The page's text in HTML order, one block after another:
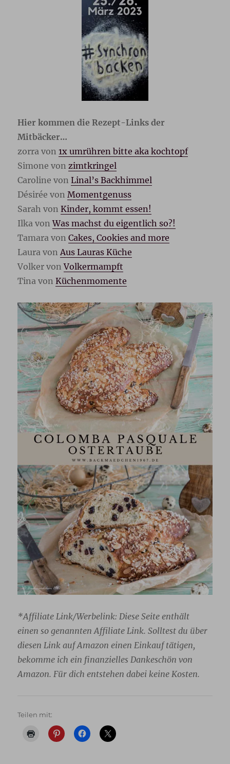
Hier kommen die Rezept-Links der
Mitbäcker…
zorra von1x umrühren bitte aka kochtopf
Simone von zimtkringel
Caroline vonLinal’s Backhimmel
Désirée von Momentgenuss
Sarah vonKinder, kommt essen!
Ilka vonWas machst du eigentlich so?!
Tamara vonCakes, Cookies and more
Laura von Aus Lauras Küche
Volker vonVolkermampft
Tina vonKüchenmomente
*Affiliate Link/Werbelink: Diese Seite enthält
einen so genannten Affiliate Link. Solltest du über
diesen Link auf Amazon einen Einkauf tätigen,
bekomme ich ein finanzielles Dankeschön von
Amazon. Für dich entstehen dabei keine Kosten.
Teilen mit: